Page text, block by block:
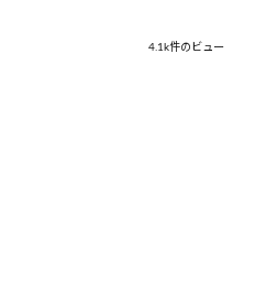
4.1k件のビュー